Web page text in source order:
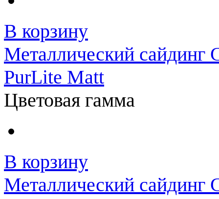
В корзину
Металлический сайдинг
PurLite Matt
Цветовая гамма
В корзину
Металлический сайдинг